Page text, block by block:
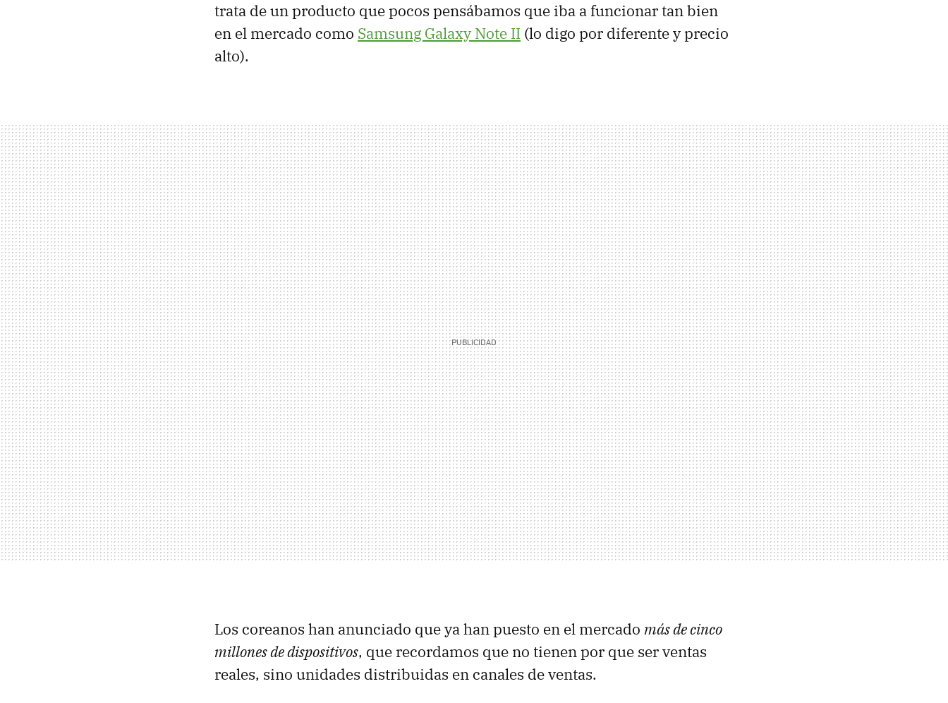
trata de un producto que pocos pensábamos que iba a funcionar tan bien
en el mercado como Samsung Galaxy Note II (lo digo por diferente y precio
alto).
Los coreanos han anunciado que ya han puesto en el mercado más de cinco
millones de dispositivos, que recordamos que no tienen por que ser ventas
reales, sino unidades distribuidas en canales de ventas.